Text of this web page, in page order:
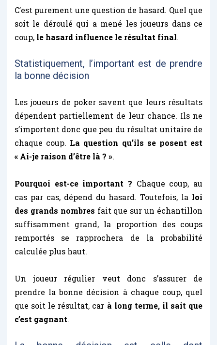
C’est purement une question de hasard. Quel que
soit le déroulé qui a mené les joueurs dans ce
coup, le hasard influence le résultat final.
Statistiquement, l’important est de prendre
la bonne décision
Les joueurs de poker savent que leurs résultats
dépendent partiellement de leur chance. Ils ne
s’importent donc que peu du résultat unitaire de
chaque coup. La question qu’ils se posent est
« Ai-je raison d’être là ? ».
Pourquoi est-ce important ? Chaque coup, au
cas par cas, dépend du hasard. Toutefois, la loi
des grands nombres fait que sur un échantillon
suffisamment grand, la proportion des coups
remportés se rapprochera de la probabilité
calculée plus haut.
Un joueur régulier veut donc s’assurer de
prendre la bonne décision à chaque coup, quel
que soit le résultat, car à long terme, il sait que
c’est gagnant.